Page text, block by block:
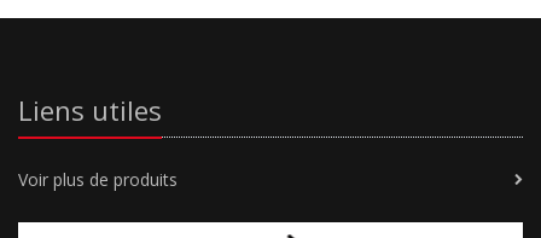
Liens utiles
Voir plus de produits